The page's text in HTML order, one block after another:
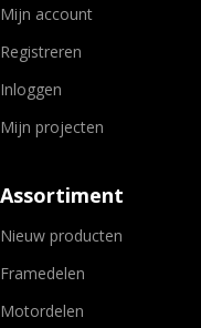
Mijn account
Registreren
Inloggen
Mijn projecten
Assortiment
Nieuw producten
Framedelen
Motordelen